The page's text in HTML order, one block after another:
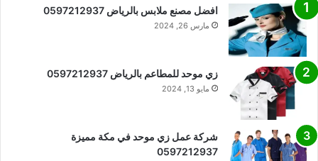
افضل مصنع ملابس بالرياض 0597212937
مارس 26, 2024
زي موحد للمطاعم بالرياض 0597212937
مايو 13, 2024
شركة عمل زي موحد في مكة مميزة
0597212937